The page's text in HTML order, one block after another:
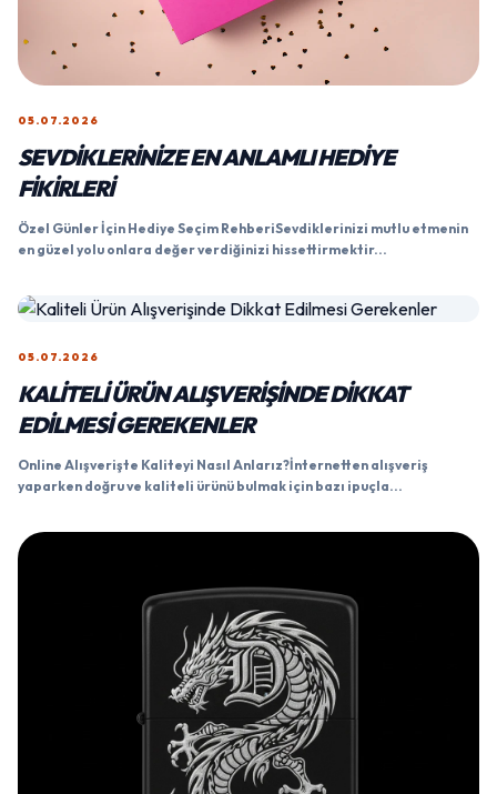
05.07.2026
SEVDIKLERINIZE EN ANLAMLI HEDIYE
FIKIRLERI
Özel Günler İçin Hediye Seçim RehberiSevdiklerinizi mutlu etmenin
en güzel yolu onlara değer verdiğinizi hissettirmektir...
05.07.2026
KALITELI ÜRÜN ALIŞVERIŞINDE DIKKAT
EDILMESI GEREKENLER
Online Alışverişte Kaliteyi Nasıl Anlarız?İnternetten alışveriş
yaparken doğru ve kaliteli ürünü bulmak için bazı ipuçla...